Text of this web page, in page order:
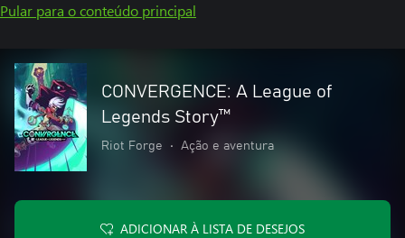
Pular para o conteúdo principal
CONVERGENCE: A League of
Legends Story™
Riot Forge • Ação e aventura
ADICIONAR À LISTA DE DESEJOS